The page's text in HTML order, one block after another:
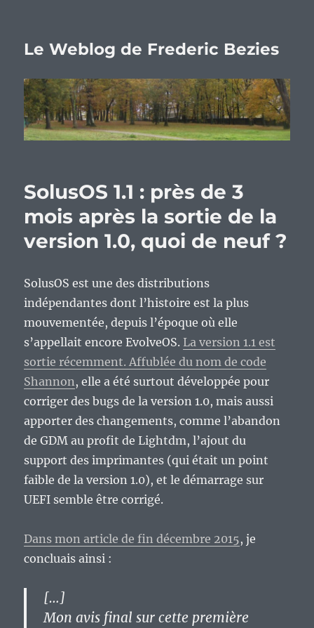
Le Weblog de Frederic Bezies
SolusOS 1.1 : près de 3
mois après la sortie de la
version 1.0, quoi de neuf ?
SolusOS est une des distributions
indépendantes dont l’histoire est la plus
mouvementée, depuis l’époque où elle
s’appellait encore EvolveOS. La version 1.1 est
sortie récemment. Affublée du nom de code
Shannon, elle a été surtout développée pour
corriger des bugs de la version 1.0, mais aussi
apporter des changements, comme l’abandon
de GDM au profit de Lightdm, l’ajout du
support des imprimantes (qui était un point
faible de la version 1.0), et le démarrage sur
UEFI semble être corrigé.
Dans mon article de fin décembre 2015, je
concluais ainsi :
[…]
Mon avis final sur cette première